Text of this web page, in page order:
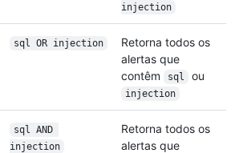
injection
sql OR injection
Retorna todos os
alertas que
contêm
sql ou
injection
sql AND
injection
Retorna todos os
alertas que